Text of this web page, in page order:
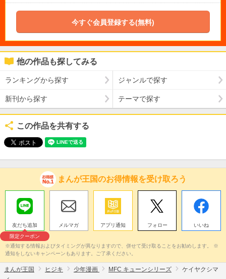
今すぐ会員登録する(無料)
他の作品も探してみる
ランキングから探す ジャンルで探す
新刊から探す テーマで探す
この作品を共有する
まんが王国のお得情報を受け取ろう
友だち追加
限定クーポン
メルマガ アプリ通知 フォロー いいね
※通知する情報およびタイミングが異なりますので、併せて受け取ることをお勧めします。 ※
通知をしないキャンペーンもあります。ご了承ください。
まんが王国 ヒジキ 少年漫画 MFC キューンシリーズ
ケイヤクシマ